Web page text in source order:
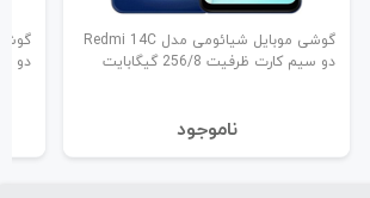
گوشی موبایل شیائومی مدل Redmi 14C
دو سیم کارت ظرفیت 256/8 گیگابایت
نا‌موجود
دو سیم